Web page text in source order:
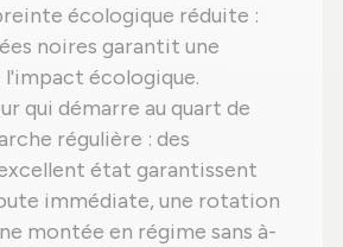
écologique réduite :
noires garantit une
écologique.
qui démarre au quart de
régulière : des
état garantissent
immédiate, une rotation
montée en régime sans à-